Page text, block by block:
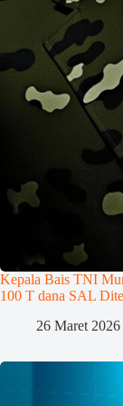
Kepala Bais TNI
100 T dana SAL
26 Maret 2026